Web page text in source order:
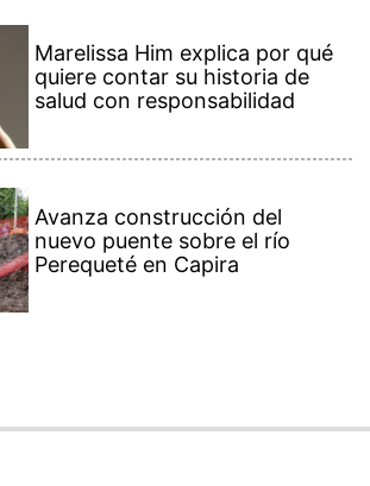
Marelissa Him explica por qué
quiere contar su historia de
salud con responsabilidad
Avanza construcción del
nuevo puente sobre el río
Perequeté en Capira